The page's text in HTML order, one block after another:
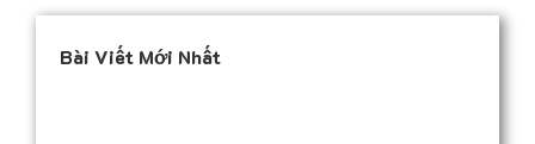
Bài Viết Mới Nhất